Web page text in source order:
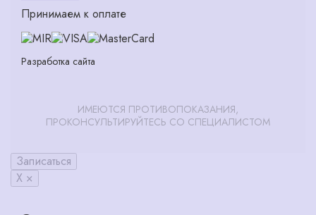
Принимаем к оплате
Разработка сайта
ИМЕЮТСЯ ПРОТИВОПОКАЗАНИЯ,
ПРОКОНСУЛЬТИРУЙТЕСЬ СО СПЕЦИАЛИСТОМ
Записаться
X ×